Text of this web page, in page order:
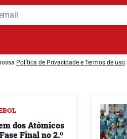
Política de Privacidade e Termos de uso.
dos Atómicos
Final no 2.º